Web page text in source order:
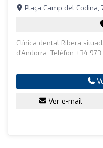
Plaça Camp del
Clínica dental Ribera
d'Andorra. Telèfon +34
Ver e-mail